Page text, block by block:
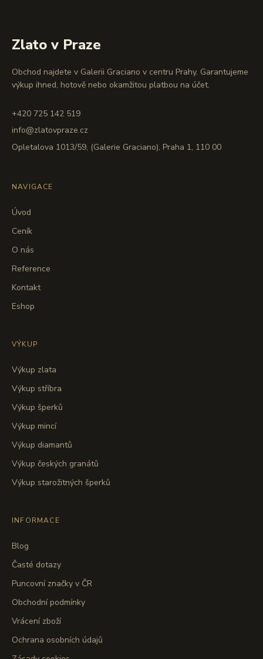
Zlato v Praze
Obchod najdete v Galerii Graciano v centru Prahy. Garantujeme
výkup ihned, hotově nebo okamžitou platbou na účet.
+420 725 142 519
info@zlatovpraze.cz
Opletalova 1013/59, (Galerie Graciano), Praha 1, 110 00
NAVIGACE
Úvod
Ceník
O nás
Reference
Kontakt
Eshop
VÝKUP
Výkup zlata
Výkup stříbra
Výkup šperků
Výkup mincí
Výkup diamantů
Výkup českých granátů
Výkup starožitných šperků
INFORMACE
Blog
Časté dotazy
Puncovní značky v ČR
Obchodní podmínky
Vrácení zboží
Ochrana osobních údajů